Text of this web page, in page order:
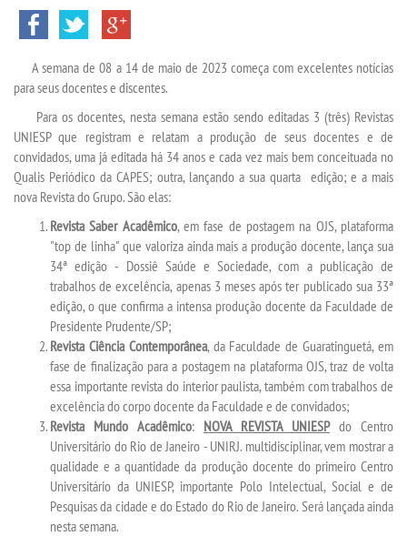
INSCREVA-SE
TRANSFERÊNCIA
SEGUNDA GRADUAÇÃO
MATRÍCULA
EDITAL
EDITAL - ADENDO 1
PUBLICAÇÕES
DESTAQUES
UNIESP NEWS
REPOSITÓRIO
PDI
A semana de 08 a 14 de maio de 2023 começa com excelentes notícias
para seus docentes e discentes.
Para os docentes, nesta semana estão sendo editadas 3 (três) Revistas
UNIESP que registram e relatam a produção de seus docentes e de
convidados, uma já editada há 34 anos e cada vez mais bem conceituada no
Qualis Periódico da CAPES; outra, lançando a sua quarta edição; e a mais
nova Revista do Grupo. São elas:
Revista Saber Acadêmico, em fase de postagem na OJS, plataforma
"top de linha" que valoriza ainda mais a produção docente, lança sua
34ª edição - Dossiê Saúde e Sociedade, com a publicação de
trabalhos de excelência, apenas 3 meses após ter publicado sua 33ª
edição, o que confirma a intensa produção docente da Faculdade de
Presidente Prudente/SP;
Revista Ciência Contemporânea, da Faculdade de Guaratinguetá, em
fase de finalização para a postagem na plataforma OJS, traz de volta
essa importante revista do interior paulista, também com trabalhos de
excelência do corpo docente da Faculdade e de convidados;
Revista Mundo Acadêmico: NOVA REVISTA UNIESPdo Centro
Universitário do Rio de Janeiro - UNIRJ. multidisciplinar, vem mostrar a
qualidade e a quantidade da produção docente do primeiro Centro
Universitário da UNIESP, importante Polo Intelectual, Social e de
Pesquisas da cidade e do Estado do Rio de Janeiro. Será lançada ainda
nesta semana.